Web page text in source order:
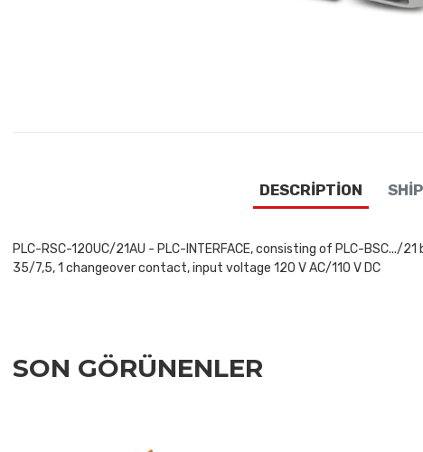
DESCRIPTION
PLC-RSC-120UC/21AU - PLC-INTERFACE, consisting of PLC-
35/7,5, 1 changeover contact, input voltage 120 V AC/110 V DC
SON GÖRÜNENLER